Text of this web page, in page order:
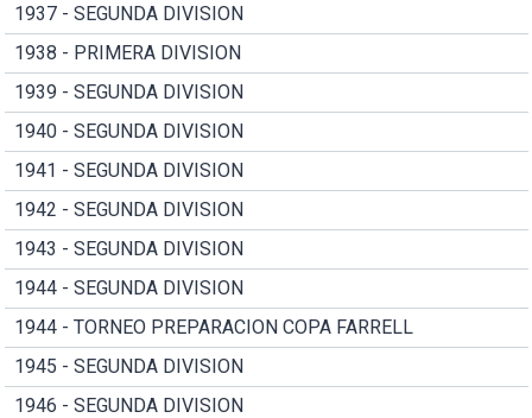
1937 - SEGUNDA DIVISION
1938 - PRIMERA DIVISION
1939 - SEGUNDA DIVISION
1940 - SEGUNDA DIVISION
1941 - SEGUNDA DIVISION
1942 - SEGUNDA DIVISION
1943 - SEGUNDA DIVISION
1944 - SEGUNDA DIVISION
1944 - TORNEO PREPARACION COPA FARRELL
1945 - SEGUNDA DIVISION
1946 - SEGUNDA DIVISION